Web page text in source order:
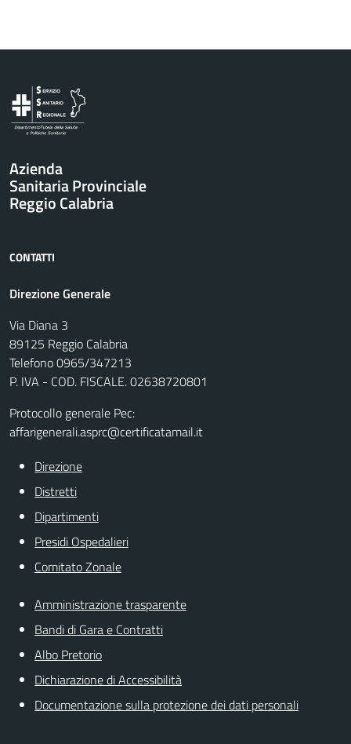
Azienda
Sanitaria Provinciale
Reggio Calabria
CONTATTI
Direzione Generale
Via Diana 3
89125 Reggio Calabria
Telefono 0965/347213
P. IVA - COD. FISCALE. 02638720801
Protocollo generale Pec:
affarigenerali.asprc@certificatamail.it
Direzione
Distretti
Dipartimenti
Presidi Ospedalieri
Comitato Zonale
Amministrazione trasparente
Bandi di Gara e Contratti
Albo Pretorio
Dichiarazione di Accessibilità
Documentazione sulla protezione dei dati personali